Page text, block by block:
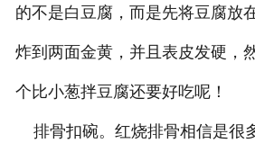
的不是白豆腐，而是先将豆腐放
炸到两面金黄，并且表皮发硬，
个比小葱拌豆腐还要好吃呢！
排骨扣碗。红烧排骨相信是很